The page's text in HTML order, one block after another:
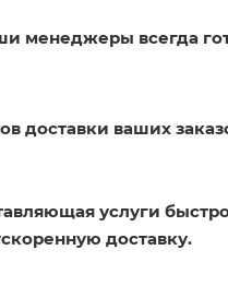
менеджеры всегда
доставки ваших
услуги
доставку.